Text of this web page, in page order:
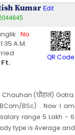
Kumar Edit
: No
A.M.
QR Code
(चौहान) Gotra.
BSc) . Now I am
range 5 Lakh - 6
type is Average and